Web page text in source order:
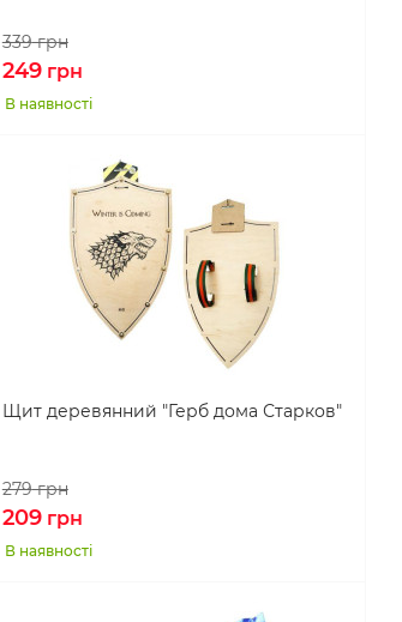
339грн
249грн
В наявності
Щит деревянний "Герб дома Старков"
279грн
209грн
В наявності